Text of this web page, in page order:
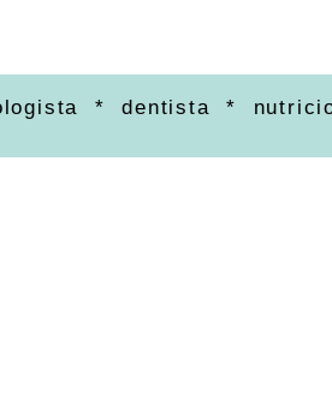
* dentista *